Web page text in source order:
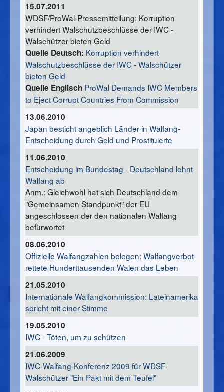
15.07.2011
WDSF/ProWal-Pressemitteilung: Korruption
verhindert Walschutzbeschlüsse der IWC -
Walschützer bieten Geld
Quelle Deutsch: Korruption verhindert
Walschutzbeschlüsse der IWC - Walschützer
bieten Geld
Quelle Englisch ProWal Demands IWC Members
to Eject Corrupt Countries From Commission
13.06.2010
Japan besticht angeblich Länder in Walfang-
Entscheidung durch Geld und Prostituierte
11.06.2010
Entscheidung im Bundestag - Deutschland lehnt
Walfang ab
Anm.: Gleichwohl hat sich Deutschland dem
"Gemeinsamen Standpunkt" der EU
angeschlossen der den nationalen Walfang
befürwortet
08.06.2010
Offizielle Walfangzahlen belegen: Walfangverbot
rettete Hunderttausenden Walen das Leben
21.05.2010
Internationale Walfangkommission: Lateinamerika
spricht mit einer Stimme
19.05.2010
IWC - Töten, um zu schützen
21.06.2009
IWC-Walfang-Konferenz 2009 für WDSF-
Walschützer "Ein Pakt mit dem Teufel"